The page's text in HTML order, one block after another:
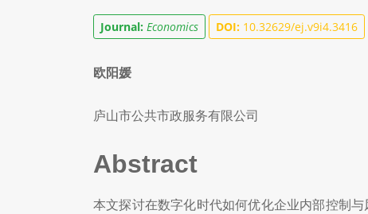
Journal: Economics DOI: 10.32629/ej.v9i4.3416
欧阳媛
庐山市公共市政服务有限公司
Abstract
本文探讨在数字化时代如何优化企业内部控制